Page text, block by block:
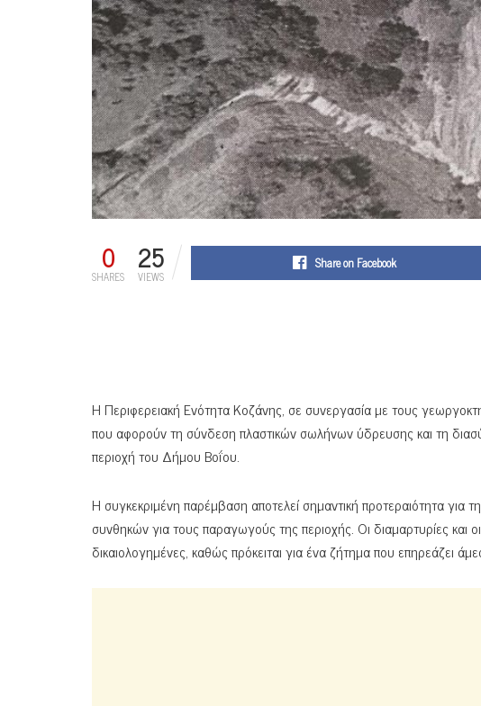
0
SHARES 25
VIEWS
Share on Facebook
Η Περιφερειακή Ενότητα Κοζάνης, σε συνεργασία με τους
που αφορούν τη σύνδεση πλαστικών σωλήνων ύδρευσης και τη
περιοχή του Δήμου Βοΐου.
Η συγκεκριμένη παρέμβαση αποτελεί σημαντική προτεραιότητα για
συνθηκών για τους παραγωγούς της περιοχής. Οι διαμαρτυρίες και
δικαιολογημένες, καθώς πρόκειται για ένα ζήτημα που επηρεάζει